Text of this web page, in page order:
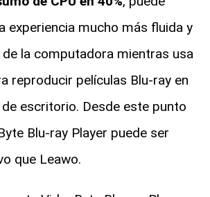
experiencia mucho más fluida y
la computadora mientras usa
reproducir películas Blu-ray en
escritorio. Desde este punto
Blu-ray Player puede ser
que Leawo.